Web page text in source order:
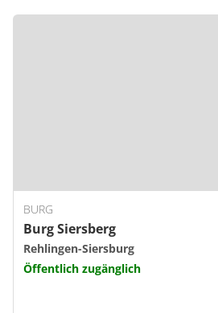
BURG
Burg Siersberg
Rehlingen-Siersburg
Öffentlich zugänglich